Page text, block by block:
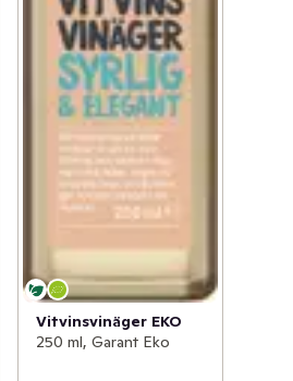
Vitvinsvinäger EKO
250 ml, Garant Eko